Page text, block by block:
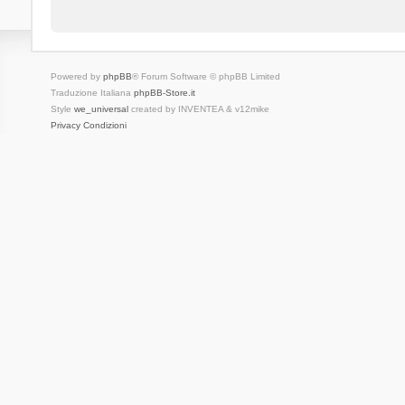
Powered by phpBB® Forum Software © phpBB Limited
Traduzione Italiana phpBB-Store.it
Style we_universalcreated by INVENTEA & v12mike
Privacy Condizioni